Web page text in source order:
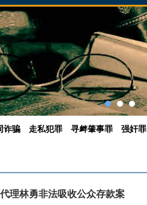
诈骗 走私犯罪 寻衅肇事罪 强奸罪
理林勇非法吸收公众存款案